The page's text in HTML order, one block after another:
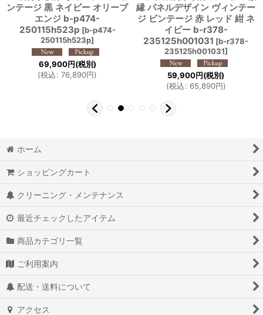
ンテージ 黒 ネイビー オリーブ
エンジ b-p474-
250115h523p [b-p474-
250115h523p]
69,900円(税別)
(税込: 76,890円)
縁 パネルデザイン ヴィンテー
ジ ビンテージ 赤 レッド 紺 ネ
イビー b-r378-
235125h001031 [b-r378-
235125h001031]
59,900円(税別)
(税込: 65,890円)
ホーム
ショッピングカート
クリーニング・メンテナンス
最近チェックしたアイテム
商品カテゴリ一覧
ご利用案内
配送・送料について
アクセス